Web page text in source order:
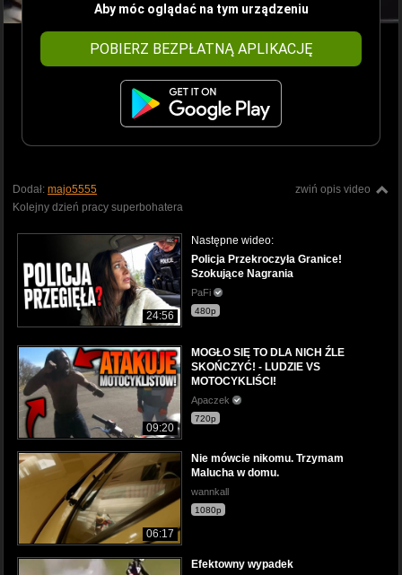
Aby móc oglądać na tym urządzeniu
POBIERZ BEZPŁATNĄ APLIKACJĘ
zwiń opis video
Dodał: majo5555
Kolejny dzień pracy superbohatera
24:56
Następne wideo:
Policja Przekroczyła Granice!
Szokujące Nagrania
PaFi
480p
09:20
MOGŁO SIĘ TO DLA NICH ŹLE
SKOŃCZYĆ! - LUDZIE VS
MOTOCYKLIŚCI!
Apaczek
720p
06:17
Nie mówcie nikomu. Trzymam
Malucha w domu.
wannkall
1080p
Efektowny wypadek